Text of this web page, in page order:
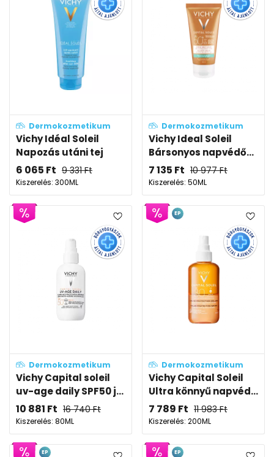
Dermokozmetikum
Vichy Idéal Soleil
Napozás utáni tej
6 065 Ft 9 331Ft
Kiszerelés: 300ML
Dermokozmetikum
Vichy Ideal Soleil
Bársonyos napvédő...
7 135 Ft 10 977Ft
Kiszerelés: 50ML
Dermokozmetikum
Vichy Capital soleil
uv-age daily SPF50 j...
10 881 Ft 16 740Ft
Kiszerelés: 80ML
Dermokozmetikum
Vichy Capital Soleil
Ultra könnyű napvéd...
7 789 Ft 11 983Ft
Kiszerelés: 200ML
EP
EP EP